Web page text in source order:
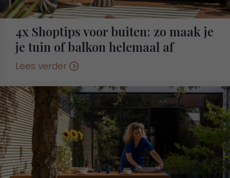
4x Shoptips voor buiten: zo maak je
je tuin of balkon helemaal af
Lees verder